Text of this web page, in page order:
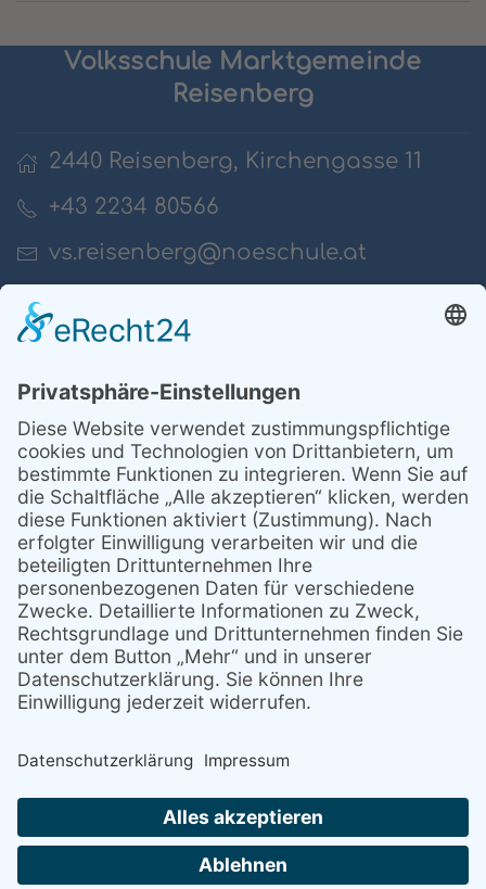
Volksschule Marktgemeinde
Reisenberg
2440 Reisenberg, Kirchengasse 11
+43 2234 80566
vs.reisenberg@noeschule.at
Impressum
Datenschutz
Sitemap
Cookie-Einstellungen
LOGIN
webdesign - netzgrafik